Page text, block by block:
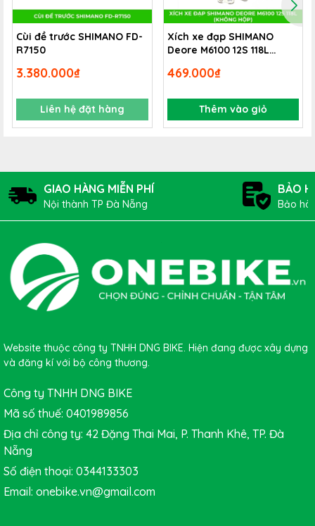
Cùi đề trước SHIMANO FD-
R7150
3.380.000₫
Liên hệ đặt hàng
Xích xe đạp SHIMANO
Deore M6100 12S 118L
469.000₫
Thêm vào giỏ
GIAO HÀNG MIỄN PHÍ
Nội thành TP Đà Nẵng
BẢO
Bảo
Website thuộc công ty TNHH DNG BIKE. Hiện đang được xây dựng
và đăng kí với bộ công thương.
Công ty TNHH DNG BIKE
Mã số thuế: 0401989856
Địa chỉ công ty: 42 Đặng Thai Mai, P. Thanh Khê, TP. Đà
Nẵng
Số điện thoại: 0344133303
Email: onebike.vn@gmail.com